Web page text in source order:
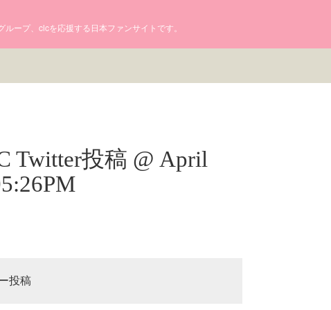
ープ、clcを応援する日本ファンサイトです。
Twitter投稿 @ April
投稿